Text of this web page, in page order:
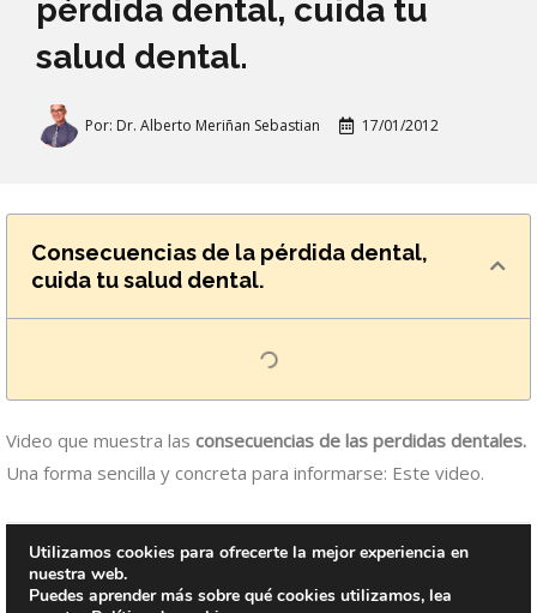
pérdida dental, cuida tu
salud dental.
Por: Dr. Alberto Meriñan Sebastian 17/01/2012
Consecuencias de la pérdida dental,
cuida tu salud dental.
Video que muestra las consecuencias de las perdidas dentales.
Una forma sencilla y concreta para informarse: Este video.